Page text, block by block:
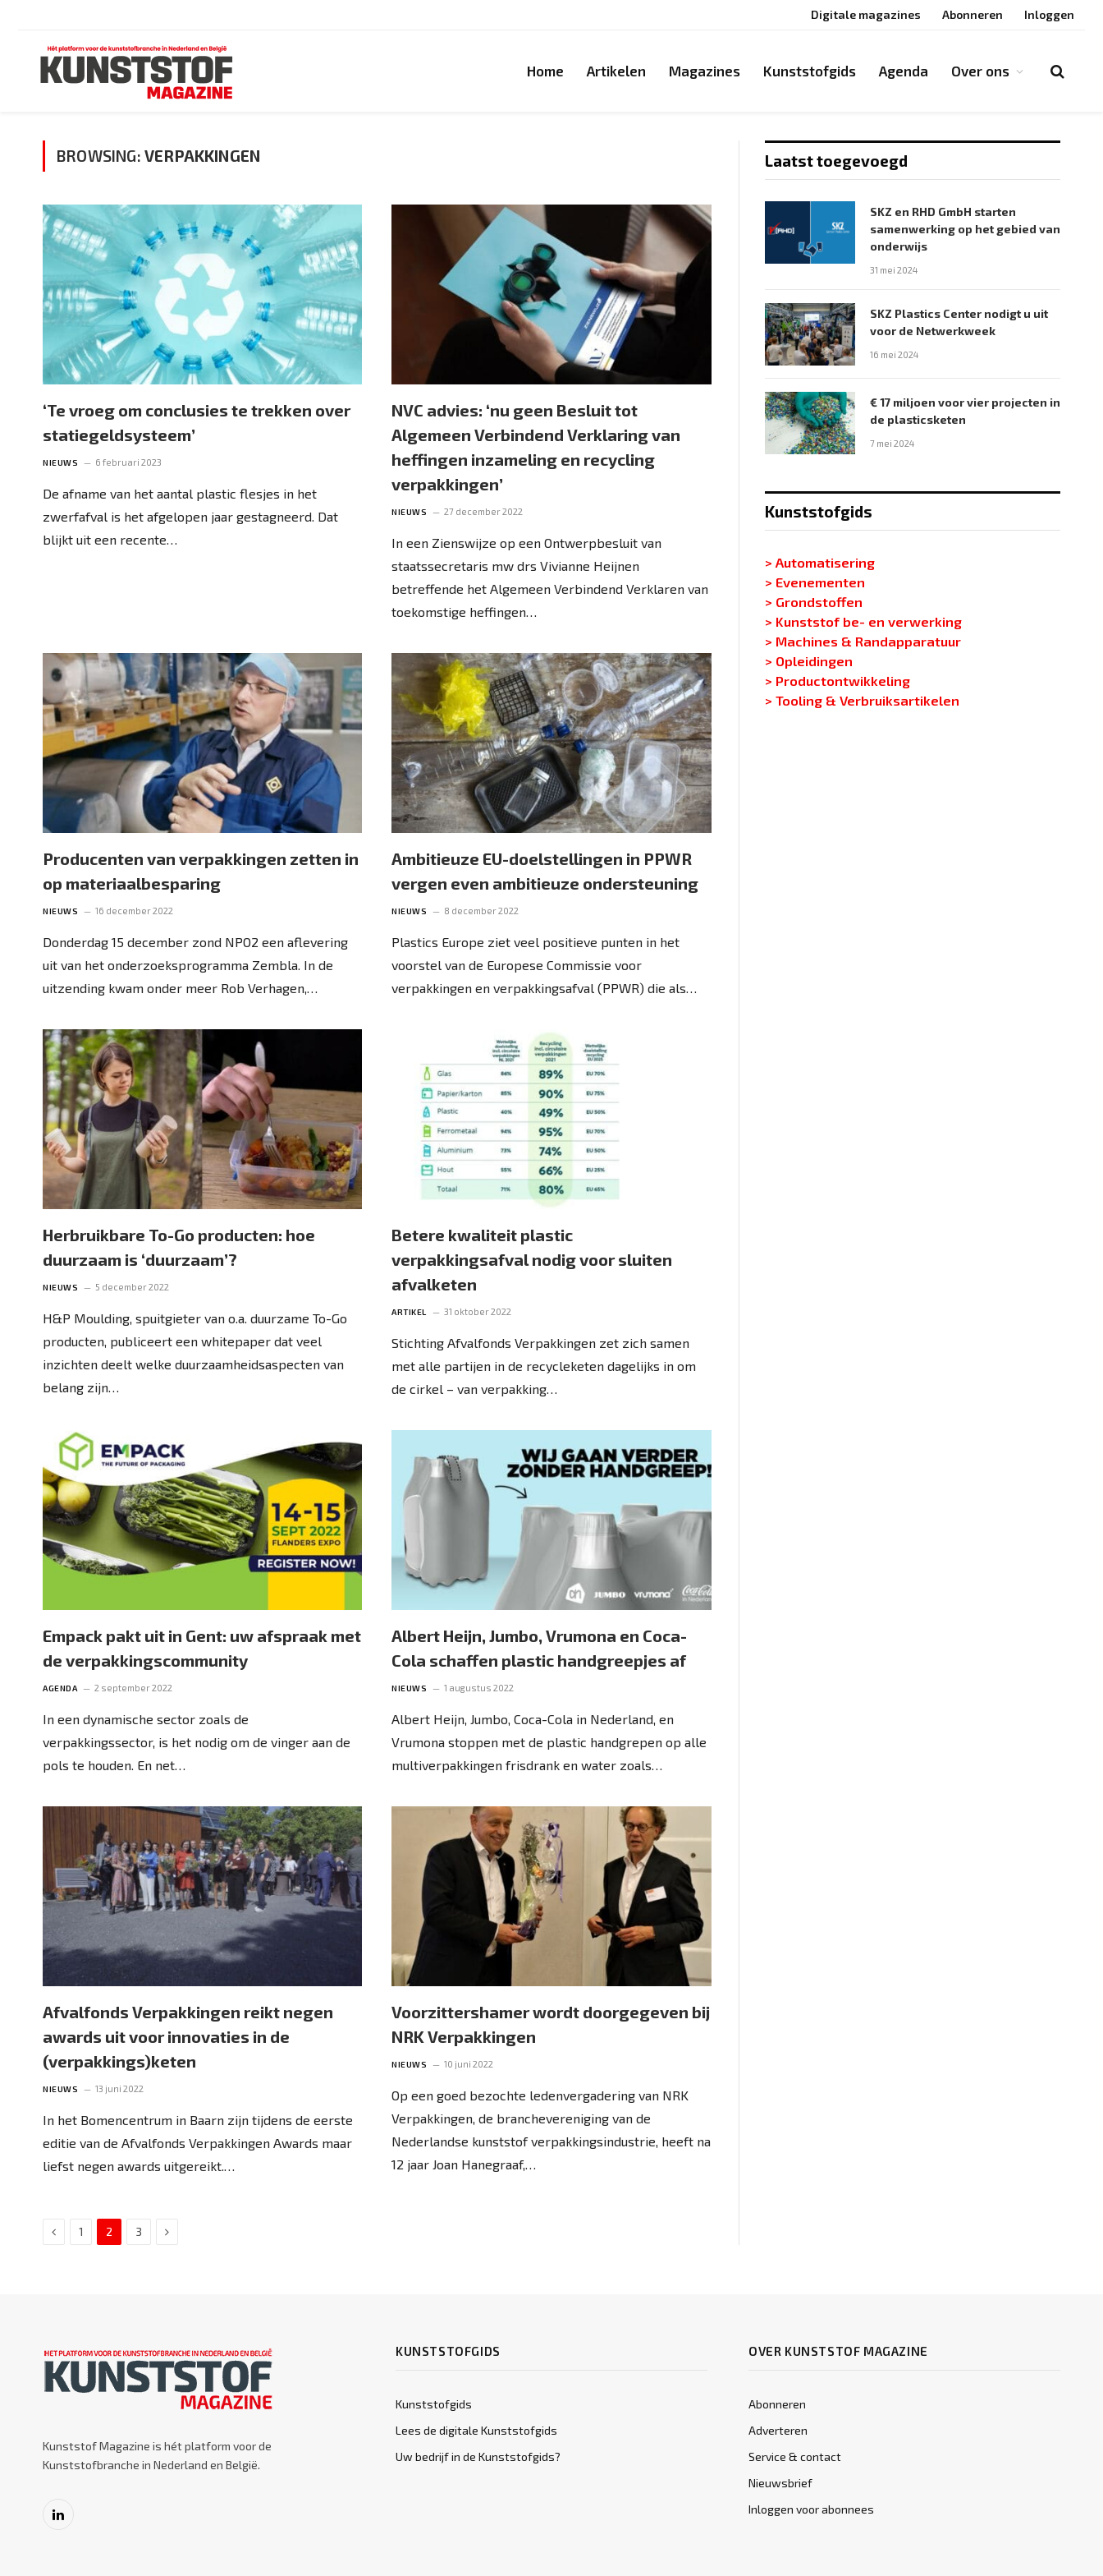
Digitale magazines Abonneren Inloggen
Home Artikelen Magazines Kunststofgids Agenda Over ons
BROWSING: VERPAKKINGEN
‘Te vroeg om conclusies te trekken over
statiegeldsysteem’
NIEUWS 6 februari 2023
De afname van het aantal plastic flesjes in het
zwerfafval is het afgelopen jaar gestagneerd. Dat
blijkt uit een recente…
NVC advies: ‘nu geen Besluit tot
Algemeen Verbindend Verklaring van
heffingen inzameling en recycling
verpakkingen’
NIEUWS 27 december 2022
In een Zienswijze op een Ontwerpbesluit van
staatssecretaris mw drs Vivianne Heijnen
betreffende het Algemeen Verbindend Verklaren van
toekomstige heffingen…
Producenten van verpakkingen zetten in
op materiaalbesparing
NIEUWS 16 december 2022
Donderdag 15 december zond NPO2 een aflevering
uit van het onderzoeksprogramma Zembla. In de
uitzending kwam onder meer Rob Verhagen,…
Ambitieuze EU-doelstellingen in PPWR
vergen even ambitieuze ondersteuning
NIEUWS 8 december 2022
Plastics Europe ziet veel positieve punten in het
voorstel van de Europese Commissie voor
verpakkingen en verpakkingsafval (PPWR) die als…
Herbruikbare To-Go producten: hoe
duurzaam is ‘duurzaam’?
NIEUWS 5 december 2022
H&P Moulding, spuitgieter van o.a. duurzame To-Go
producten, publiceert een whitepaper dat veel
inzichten deelt welke duurzaamheidsaspecten van
belang zijn…
Betere kwaliteit plastic
verpakkingsafval nodig voor sluiten
afvalketen
ARTIKEL 31 oktober 2022
Stichting Afvalfonds Verpakkingen zet zich samen
met alle partijen in de recycleketen dagelijks in om
de cirkel – van verpakking…
Empack pakt uit in Gent: uw afspraak met
de verpakkingscommunity
AGENDA 2 september 2022
In een dynamische sector zoals de
verpakkingssector, is het nodig om de vinger aan de
pols te houden. En net…
Albert Heijn, Jumbo, Vrumona en Coca-
Cola schaffen plastic handgreepjes af
NIEUWS 1 augustus 2022
Albert Heijn, Jumbo, Coca-Cola in Nederland, en
Vrumona stoppen met de plastic handgrepen op alle
multiverpakkingen frisdrank en water zoals…
Afvalfonds Verpakkingen reikt negen
awards uit voor innovaties in de
(verpakkings)keten
NIEUWS 13 juni 2022
In het Bomencentrum in Baarn zijn tijdens de eerste
editie van de Afvalfonds Verpakkingen Awards maar
liefst negen awards uitgereikt.…
Voorzittershamer wordt doorgegeven bij
NRK Verpakkingen
NIEUWS 10 juni 2022
Op een goed bezochte ledenvergadering van NRK
Verpakkingen, de branchevereniging van de
Nederlandse kunststof verpakkingsindustrie, heeft na
12 jaar Joan Hanegraaf,…
Previous
1 2 3 Next
Laatst toegevoegd
SKZ en RHD GmbH starten
samenwerking op het gebied van
onderwijs
31 mei 2024
SKZ Plastics Center nodigt u uit
voor de Netwerkweek
16 mei 2024
€ 17 miljoen voor vier projecten in
de plasticsketen
7 mei 2024
Kunststofgids
> Automatisering
> Evenementen
> Grondstoffen
> Kunststof be- en verwerking
> Machines & Randapparatuur
> Opleidingen
> Productontwikkeling
> Tooling & Verbruiksartikelen
Kunststof Magazine is hét platform voor de
Kunststofbranche in Nederland en België.
LinkedIn
KUNSTSTOFGIDS
Kunststofgids
Lees de digitale Kunststofgids
Uw bedrijf in de Kunststofgids?
OVER KUNSTSTOF MAGAZINE
Abonneren
Adverteren
Service & contact
Nieuwsbrief
Inloggen voor abonnees